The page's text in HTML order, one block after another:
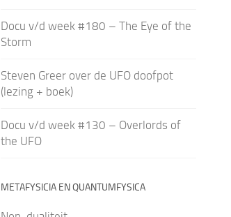
Docu v/d week #180 – The Eye of the
Storm
Steven Greer over de UFO doofpot
(lezing + boek)
Docu v/d week #130 – Overlords of
the UFO
METAFYSICIA EN QUANTUMFYSICA